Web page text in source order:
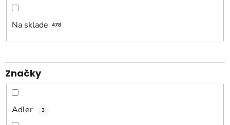
o
d
k
t
o
Na sklade 478
Značky
Adler 3